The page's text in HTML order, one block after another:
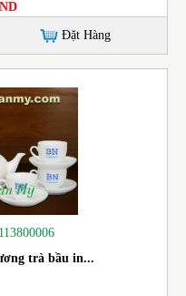
Đặt Hàng
trà bầu in...